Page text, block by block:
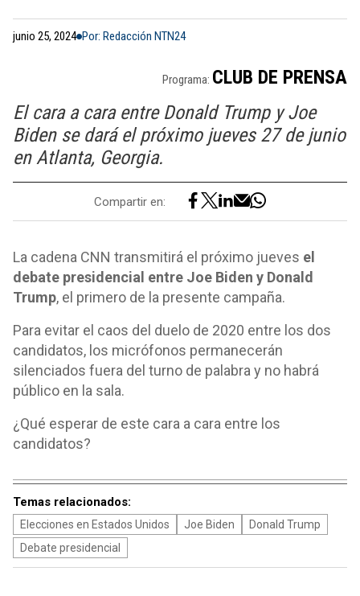
junio 25, 2024 Por: Redacción NTN24
Programa: CLUB DE PRENSA
El cara a cara entre Donald Trump y Joe
Biden se dará el próximo jueves 27 de junio
en Atlanta, Georgia.
Compartir en:
La cadena CNN transmitirá el próximo jueves el
debate presidencial entre Joe Biden y Donald
Trump, el primero de la presente campaña.
Para evitar el caos del duelo de 2020 entre los dos
candidatos, los micrófonos permanecerán
silenciados fuera del turno de palabra y no habrá
público en la sala.
¿Qué esperar de este cara a cara entre los
candidatos?
Temas relacionados:
Elecciones en Estados Unidos Joe Biden
Donald Trump
Debate presidencial